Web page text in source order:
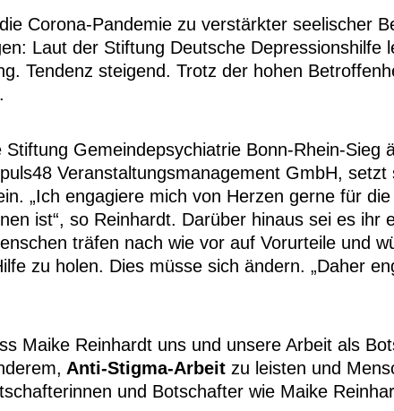
Corona-Pandemie zu verstärkter seelischer
Laut der Stiftung Deutsche
Tendenz steigend. Trotz der hohen
Gemeindepsychiatrie Bonn-Rhein-
Veranstaltungsmanagement GmbH,
„Ich engagiere mich von Herzen gerne für
ist“, so Reinhardt. Darüber hinaus sei es ihr
träfen nach wie vor auf Vorurteile und
zu holen. Dies müsse sich ändern. „Daher
Maike Reinhardt uns und unsere Arbeit als
Anti-Stigma-Arbeit zu leisten und
und Botschafter wie Maike